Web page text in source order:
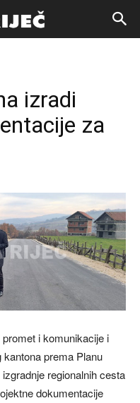
izradi
za
i komunikacije i
prema Planu
regionalnih cesta
dokumentacije